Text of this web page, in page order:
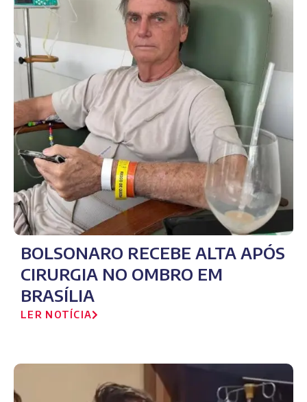
BOLSONARO RECEBE ALTA APÓS
CIRURGIA NO OMBRO EM
BRASÍLIA
LER NOTÍCIA